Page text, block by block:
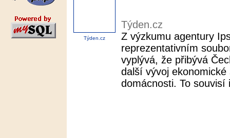
Týden.cz
Týden.cz
Z výzkumu agentury
reprezentativním
vyplývá, že přibývá
další vývoj
domácnosti. To